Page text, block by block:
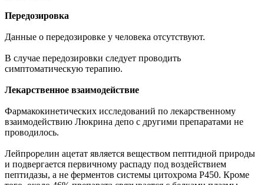
Передозировка
Данные о передозировке у человека отсутствуют.
В случае передозировки следует проводить
симптоматическую терапию.
Лекарственное взаимодействие
Фармакокинетических исследований по лекарственному
взаимодействию Люкрина депо с другими препаратами не
проводилось.
Лейпрорелин ацетат является веществом пептидной природы
и подвергается первичному распаду под воздействием
пептидазы, а не ферментов системы цитохрома Р450. Кроме